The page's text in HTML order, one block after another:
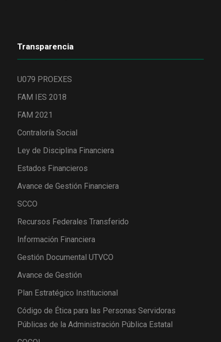
Transparencia
U079 PROEXES
FAM IES 2018
FAM 2021
Contraloría Social
Ley de Disciplina Financiera
Estados Financieros
Avance de Gestión Financiera
SCCO
Recursos Federales Transferido
Información Financiera
Gestión Documental UTVCO
Avance de Gestión
Plan Estratégico Institucional
Código de Ética para las Personas Servidoras
Públicas de la Administración Pública Estatal